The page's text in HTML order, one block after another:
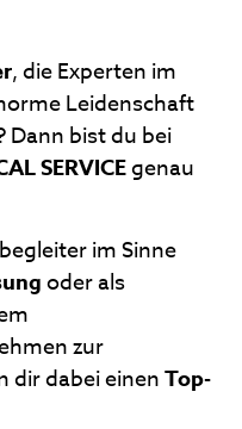
, die Experten im
Leidenschaft
Dann bist du bei
SERVICEgenau
im Sinne
oder als
zur
dir dabei einenTop-